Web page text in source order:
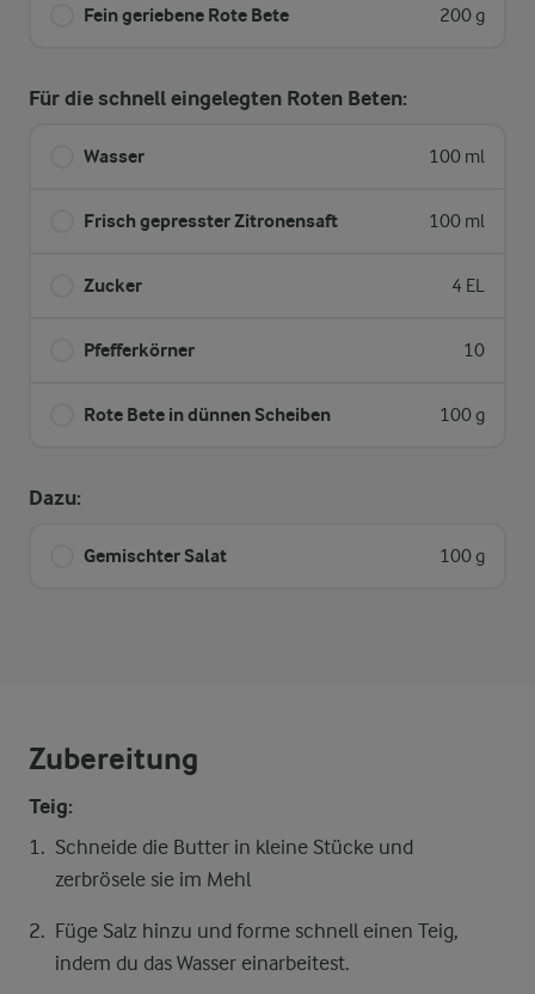
Fein geriebene Rote Bete 200 g
Für die schnell eingelegten Roten Beten:
Wasser 100 ml
Frisch gepresster Zitronensaft 100 ml
Zucker 4 EL
Pfefferkörner 10
Rote Bete in dünnen Scheiben 100 g
Dazu:
Gemischter Salat 100 g
Zubereitung
Teig:
Schneide die Butter in kleine Stücke und
zerbrösele sie im Mehl
Füge Salz hinzu und forme schnell einen Teig,
indem du das Wasser einarbeitest.